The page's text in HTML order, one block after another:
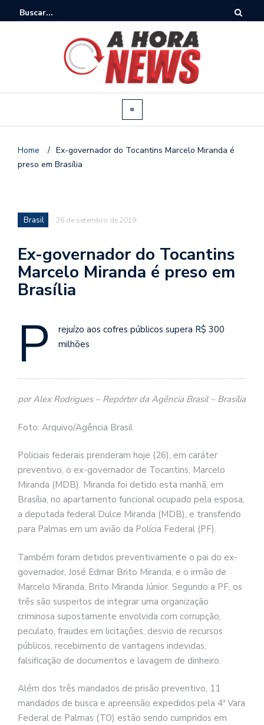
Home / Ex-governador do Tocantins Marcelo Miranda é
preso em Brasília
Brasil 26 de setembro de 2019
Ex-governador do Tocantins
Marcelo Miranda é preso em
Brasília
P
rejuízo aos cofres públicos supera R$ 300
milhões
por Alex Rodrigues – Repórter da Agência Brasil – Brasília
Foto: Arquivo/Agência Brasil
Policiais federais prenderam hoje (26), em caráter
preventivo, o ex-governador de Tocantins, Marcelo
Miranda (MDB). Miranda foi detido esta manhã, em
Brasília, no apartamento funcional ocupado pela esposa,
a deputada federal Dulce Miranda (MDB), e transferido
para Palmas em um avião da Polícia Federal (PF).
Também foram detidos preventivamente o pai do ex-
governador, José Edmar Brito Miranda, e o irmão de
Marcelo Miranda, Brito Miranda Júnior. Segundo a PF, os
três são suspeitos de integrar uma organização
criminosa supostamente envolvida com corrupção,
peculato, fraudes em licitações, desvio de recursos
públicos, recebimento de vantagens indevidas,
falsificação de documentos e lavagem de dinheiro.
Além dos três mandados de prisão preventivo, 11
mandados de busca e apreensão expedidos pela 4ª Vara
Federal de Palmas (TO) estão sendo cumpridos em